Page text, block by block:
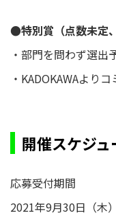
●特別賞（点数未定
・部門を問わず選出
・KADOKAWAより
開催スケジュ
応募受付期間
2021年9月30日（木